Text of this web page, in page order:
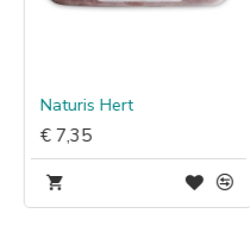
Naturis Hert
€ 7,35